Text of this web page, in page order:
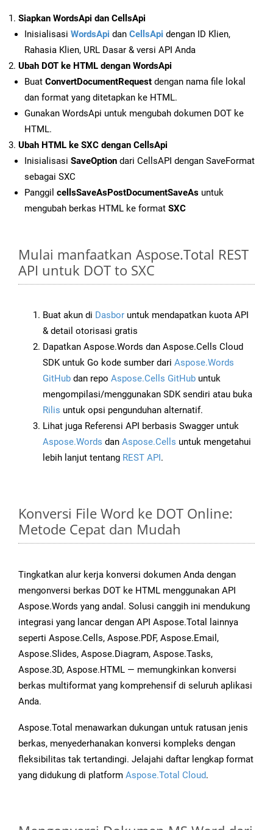
Siapkan WordsApi dan CellsApi
Inisialisasi WordsApi dan CellsApi dengan ID Klien,
Rahasia Klien, URL Dasar & versi API Anda
Ubah DOT ke HTML dengan WordsApi
Buat ConvertDocumentRequest dengan nama file lokal
dan format yang ditetapkan ke HTML.
Gunakan WordsApi untuk mengubah dokumen DOT ke
HTML.
Ubah HTML ke SXC dengan CellsApi
Inisialisasi SaveOption dari CellsAPI dengan SaveFormat
sebagai SXC
Panggil cellsSaveAsPostDocumentSaveAs untuk
mengubah berkas HTML ke format SXC
Mulai manfaatkan Aspose.Total REST
API untuk DOT to SXC
Buat akun di Dasbor untuk mendapatkan kuota API
& detail otorisasi gratis
Dapatkan Aspose.Words dan Aspose.Cells Cloud
SDK untuk Go kode sumber dari Aspose.Words
GitHub dan repo Aspose.Cells GitHub untuk
mengompilasi/menggunakan SDK sendiri atau buka
Rilis untuk opsi pengunduhan alternatif.
Lihat juga Referensi API berbasis Swagger untuk
Aspose.Words dan Aspose.Cells untuk mengetahui
lebih lanjut tentang REST API.
Konversi File Word ke DOT Online:
Metode Cepat dan Mudah
Tingkatkan alur kerja konversi dokumen Anda dengan
mengonversi berkas DOT ke HTML menggunakan API
Aspose.Words yang andal. Solusi canggih ini mendukung
integrasi yang lancar dengan API Aspose.Total lainnya
seperti Aspose.Cells, Aspose.PDF, Aspose.Email,
Aspose.Slides, Aspose.Diagram, Aspose.Tasks,
Aspose.3D, Aspose.HTML — memungkinkan konversi
berkas multiformat yang komprehensif di seluruh aplikasi
Anda.
Aspose.Total menawarkan dukungan untuk ratusan jenis
berkas, menyederhanakan konversi kompleks dengan
fleksibilitas tak tertandingi. Jelajahi daftar lengkap format
yang didukung di platform Aspose.Total Cloud.